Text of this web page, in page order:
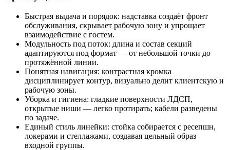
Быстрая выдача и порядок: надставка создаёт фронт
обслуживания, скрывает рабочую зону и упрощает
взаимодействие с гостем.
Модульность под поток: длина и состав секций
адаптируются под формат — от небольшой точки до
протяжённой линии.
Понятная навигация: контрастная кромка
дисциплинирует контур, визуально делит клиентскую и
рабочую зоны.
Уборка и гигиена: гладкие поверхности ЛДСП,
открытые ниши — легко протирать; кабели разведены
по задаче.
Единый стиль линейки: стойка собирается с ресепшн,
локерами и стеллажами, создавая цельный образ
входной группы.